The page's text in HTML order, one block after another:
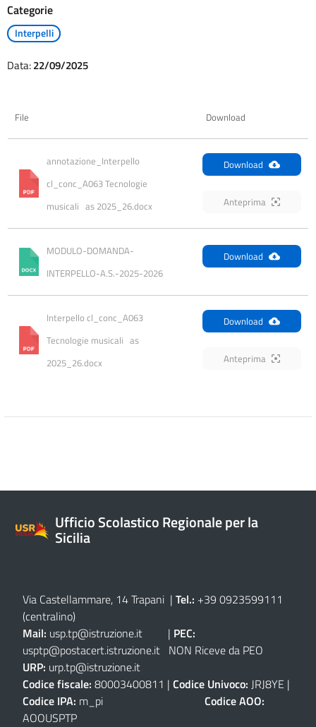
Categorie
Interpelli
Data:22/09/2025
File Download
annotazione_Interpello
cl_conc_A063 Tecnologie
musicali   as 2025_26.docx
Download
Anteprima
MODULO-DOMANDA-
INTERPELLO-A.S.-2025-2026
Download
Interpello cl_conc_A063
Tecnologie musicali   as
2025_26.docx
Download
Anteprima
Ufficio Scolastico Regionale per la
Sicilia
Via Castellammare, 14 Trapani | Tel.: +39 0923599111
(centralino)
Mail: usp.tp@istruzione.it | PEC:
usptp@postacert.istruzione.it NON Riceve da PEO
URP: urp.tp@istruzione.it
Codice fiscale: 80003400811 | Codice Univoco: JRJ8YE |
Codice IPA: m_pi Codice AOO:
AOOUSPTP